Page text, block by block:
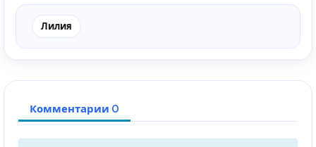
Лилия
Комментарии 0